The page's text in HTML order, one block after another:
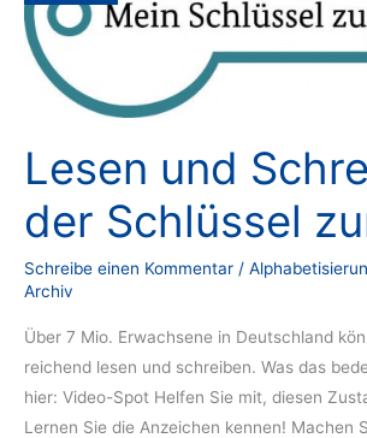
Lesen und
der Schlüssel
Schreibe einen Kommentar /
Archiv
Über 7 Mio. Erwachsene in Deutschland
reichend lesen und schreiben. Was das
hier: Video-Spot Helfen Sie mit, diesen
Lernen Sie die Anzeichen kennen! Machen